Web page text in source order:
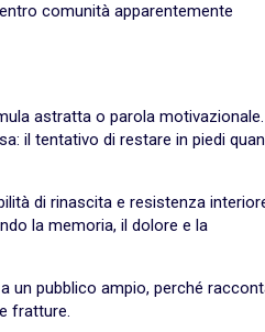
comunità apparentemente
astratta o parola
il tentativo di restare in piedi
di rinascita e resistenza
la memoria, il dolore e la
un pubblico ampio, perché
fratture.